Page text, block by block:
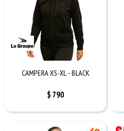
CAMPERA XS-XL - BLACK
$ 790